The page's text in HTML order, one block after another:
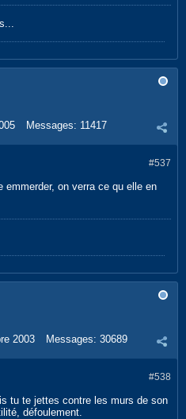
Messages: 11417
#537
emmerder, on verra ce qu elle en
2003 Messages: 30689
#538
tu te jettes contre les murs de son
défoulement.